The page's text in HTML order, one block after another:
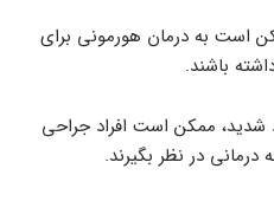
است به درمان هورمونی برای
باشند.
شدید، ممکن است افراد جراحی
در نظر بگیرند.